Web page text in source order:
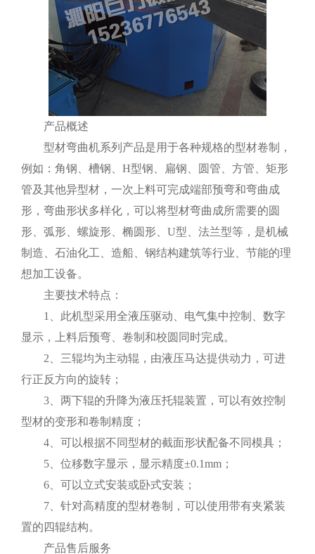
产品概述
型材弯曲机系列产品是用于各种规格的型材卷制，
例如：角钢、槽钢、H型钢、扁钢、圆管、方管、矩形
管及其他异型材，一次上料可完成端部预弯和弯曲成
形，弯曲形状多样化，可以将型材弯曲成所需要的圆
形、弧形、螺旋形、椭圆形、U型、法兰型等，是机械
制造、石油化工、造船、钢结构建筑等行业、节能的理
想加工设备。
主要技术特点：
1、此机型采用全液压驱动、电气集中控制、数字
显示，上料后预弯、卷制和校圆同时完成。
2、三辊均为主动辊，由液压马达提供动力，可进
行正反方向的旋转；
3、两下辊的升降为液压托辊装置，可以有效控制
型材的变形和卷制精度；
4、可以根据不同型材的截面形状配备不同模具；
5、位移数字显示，显示精度±0.1mm；
6、可以立式安装或卧式安装；
7、针对高精度的型材卷制，可以使用带有夹紧装
置的四辊结构。
产品售后服务